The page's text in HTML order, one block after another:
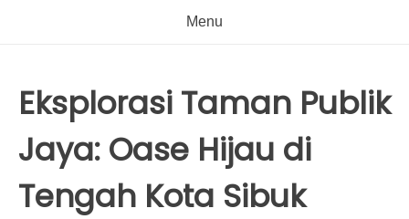
Menu
Eksplorasi Taman Publik
Jaya: Oase Hijau di
Tengah Kota Sibuk